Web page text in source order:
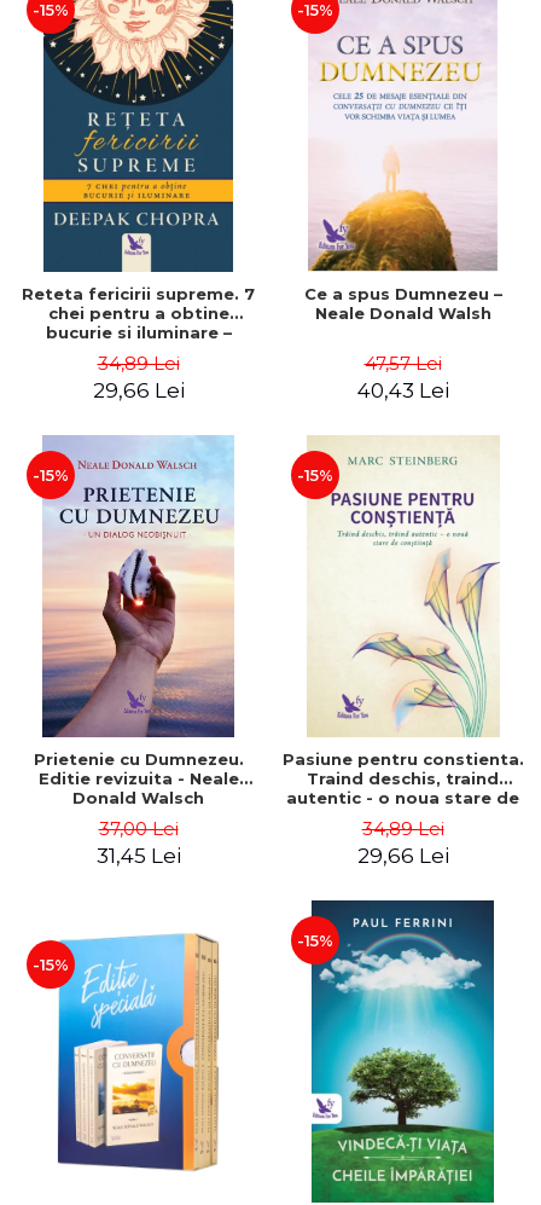
-15%
Reteta fericirii supreme. 7
chei pentru a obtine
bucurie si iluminare –
34,89 Lei
29,66 Lei
-15%
Ce a spus Dumnezeu –
Neale Donald Walsh
47,57 Lei
40,43 Lei
-15%
Prietenie cu Dumnezeu.
Editie revizuita - Neale
Donald Walsch
37,00 Lei
31,45 Lei
-15%
Pasiune pentru constienta.
Traind deschis, traind
autentic - o noua stare de
34,89 Lei
29,66 Lei
-15%
-15%